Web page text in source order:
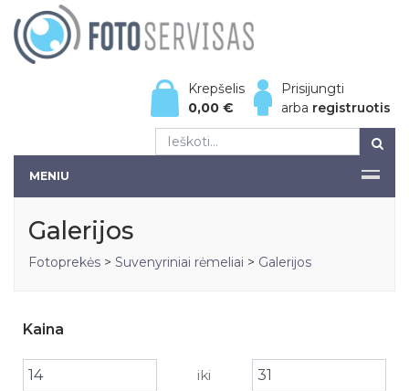
Prisijungti
arba registruotis
Krepšelis
0,00 €
MENIU
Galerijos
Fotoprekės > Suvenyriniai rėmeliai > Galerijos
Kaina
iki